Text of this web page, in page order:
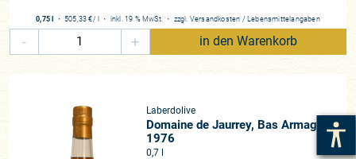
0,75 l ・ 505,33 € / l ・ inkl. 19 % MwSt. ・ zzgl. Versandkosten / Lebensmittelangaben
- + in den Warenkorb
Laberdolive
Domaine de Jaurrey, Bas Armagnac
1976
0,7 l